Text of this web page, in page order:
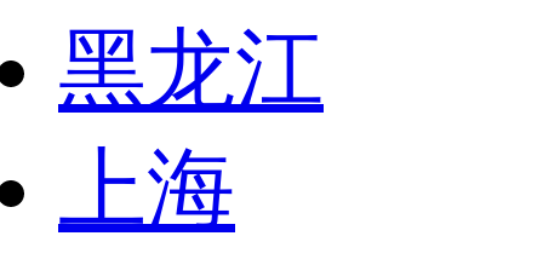
黑龙江
上海